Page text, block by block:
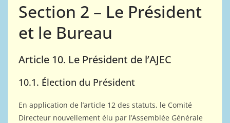
Section 2 – Le Président
et le Bureau
Article 10. Le Président de l’AJEC
10.1. Élection du Président
En application de l’article 12 des statuts, le Comité
Directeur nouvellement élu par l’Assemblée Générale